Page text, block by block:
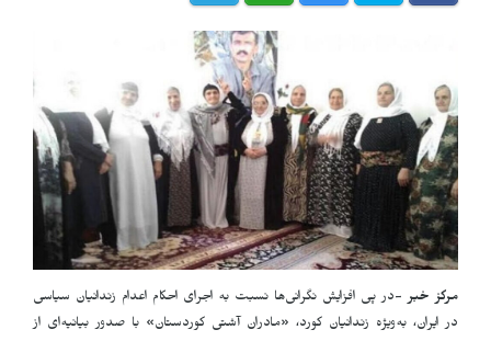
مرکز خبر -در پی افزایش نگرانی‌ها نسبت به اجرای احکام اعدام زندانیان سیاسی
در ایران، به‌ویژه زندانیان کورد، «مادران آشتی کوردستان» با صدور بیانیه‌ای از